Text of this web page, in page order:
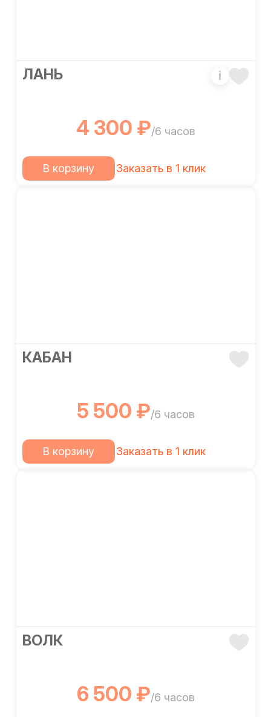
ЛАНЬ i
4 300 ₽/6 часов
В корзину Заказать в 1 клик
КАБАН
5 500 ₽/6 часов
В корзину Заказать в 1 клик
ВОЛК
6 500 ₽/6 часов